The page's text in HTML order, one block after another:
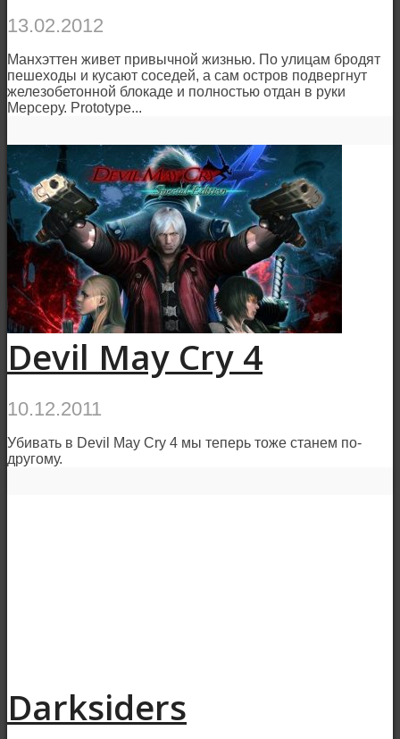
13.02.2012
Манхэттен живет привычной жизнью. По улицам бродят
пешеходы и кусают соседей, а сам остров подвергнут
железобетонной блокаде и полностью отдан в руки
Мерсеру. Prototype...
Devil May Cry 4
10.12.2011
Убивать в Devil May Cry 4 мы теперь тоже станем по-
другому.
Darksiders